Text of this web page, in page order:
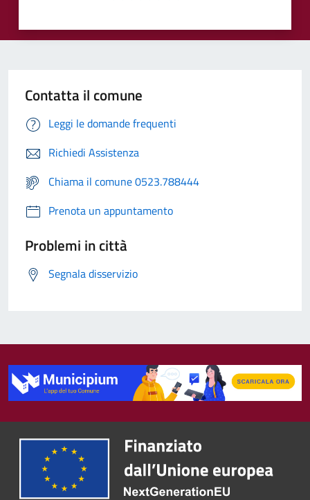
Contatta il comune
Leggi le domande frequenti
Richiedi Assistenza
Chiama il comune 0523.788444
Prenota un appuntamento
Problemi in città
Segnala disservizio